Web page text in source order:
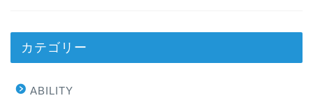
カテゴリー
ABILITY